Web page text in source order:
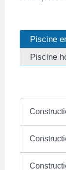
Piscine
Piscine